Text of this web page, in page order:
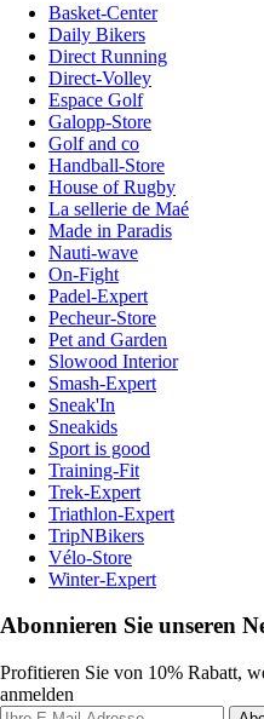
Basket-Center
Daily Bikers
Direct Running
Direct-Volley
Espace Golf
Galopp-Store
Golf and co
Handball-Store
House of Rugby
La sellerie de Maé
Made in Paradis
Nauti-wave
On-Fight
Padel-Expert
Pecheur-Store
Pet and Garden
Slowood Interior
Smash-Expert
Sneak'In
Sneakids
Sport is good
Training-Fit
Trek-Expert
Triathlon-Expert
TripNBikers
Vélo-Store
Winter-Expert
Abonnieren Sie unseren
Profitieren Sie von 10% Rabatt,
anmelden